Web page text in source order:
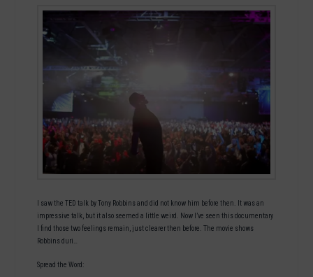
I saw the TED talk by Tony Robbins and did not know him before then. It was an
impressive talk, but it also seemed a little weird. Now I’ve seen this documentary
I find those two feelings remain, just clearer then before. The movie shows
Robbins duri…
Spread the Word: